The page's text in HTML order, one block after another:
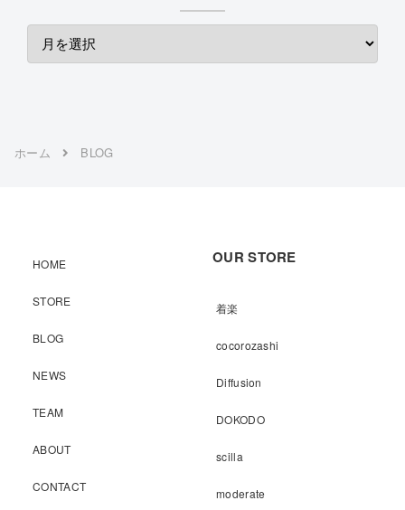
ホーム BLOG
HOME
STORE
BLOG
NEWS
TEAM
ABOUT
CONTACT
OUR STORE
着楽
cocorozashi
Diffusion
DOKODO
scilla
moderate